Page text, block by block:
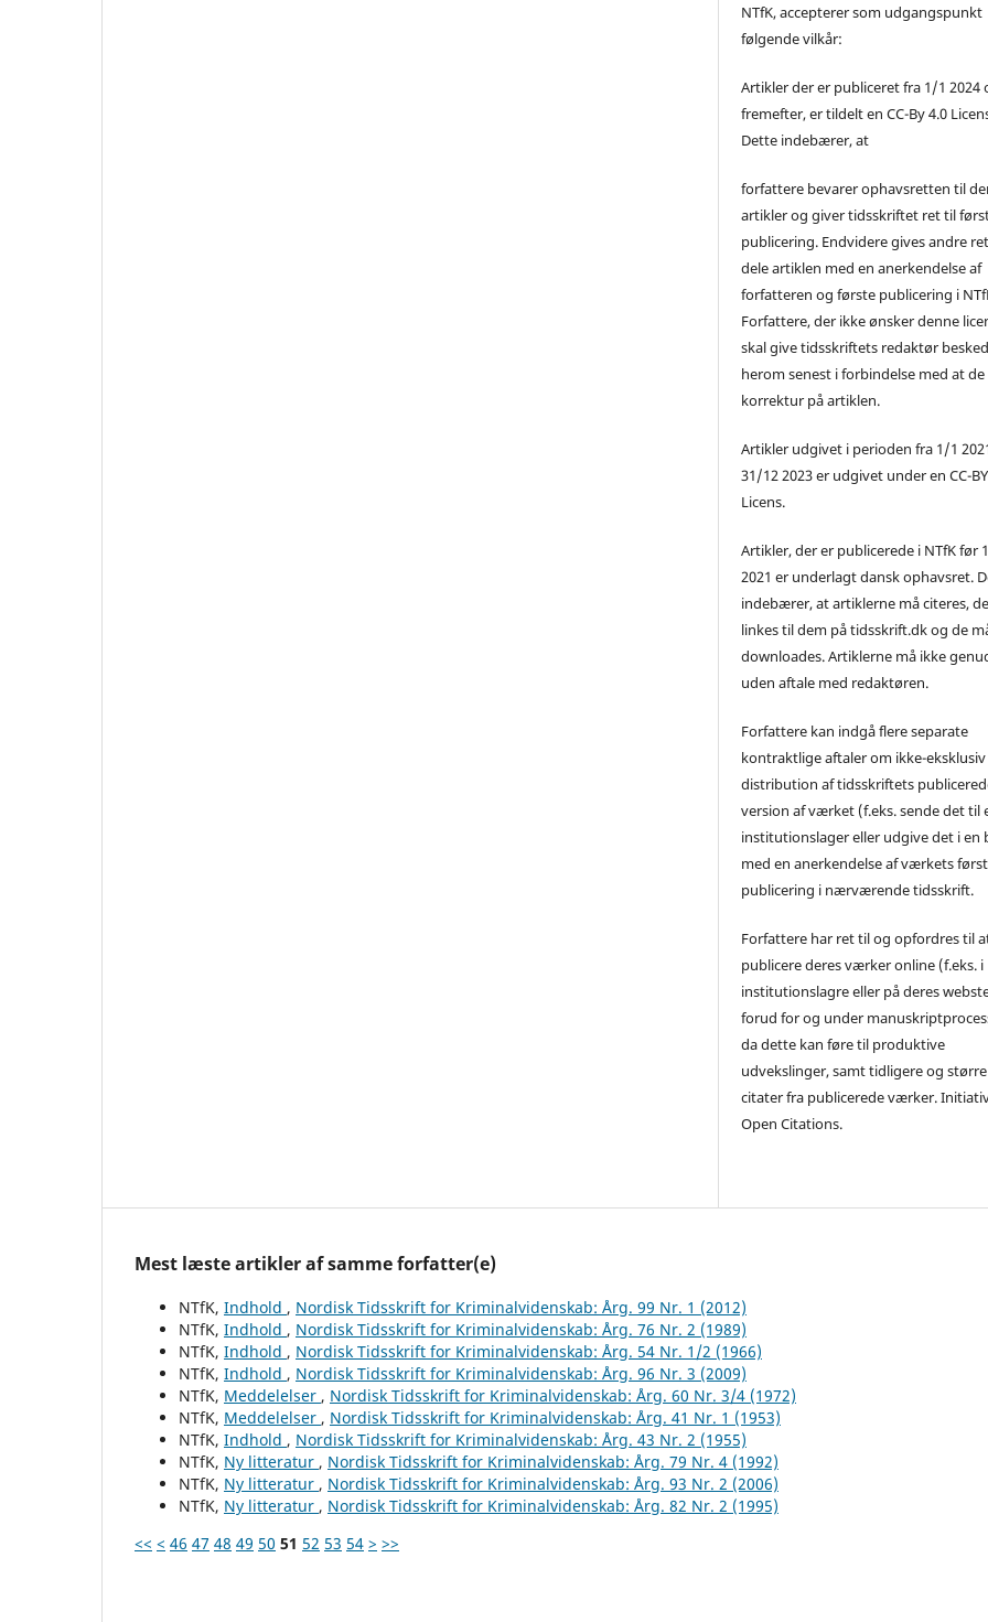
NTfK, accepterer som udgangspunkt
følgende vilkår:
Artikler der er publiceret fra 1/1 2024
fremefter, er tildelt en CC-By 4.0
Dette indebærer, at
forfattere bevarer ophavsretten til
artikler og giver tidsskriftet ret til
publicering. Endvidere gives andre
dele artiklen med en anerkendelse af
forfatteren og første publicering i
Forfattere, der ikke ønsker denne
skal give tidsskriftets redaktør besked
herom senest i forbindelse med at
korrektur på artiklen.
Artikler udgivet i perioden fra 1/1
31/12 2023 er udgivet under en CC-
Licens.
Artikler, der er publicerede i NTfK før
2021 er underlagt dansk ophavsret.
indebærer, at artiklerne må citeres,
linkes til dem på tidsskrift.dk og de
downloades. Artiklerne må ikke
uden aftale med redaktøren.
Forfattere kan indgå flere separate
kontraktlige aftaler om ikke-eksklusiv
distribution af tidsskriftets
version af værket (f.eks. sende det til
institutionslager eller udgive det i en
med en anerkendelse af værkets
publicering i nærværende tidsskrift.
Forfattere har ret til og opfordres til
publicere deres værker online (f.eks. i
institutionslagre eller på deres
forud for og under
da dette kan føre til produktive
udvekslinger, samt tidligere og større
citater fra publicerede værker.
Open Citations.
Mest læste artikler af samme forfatter(e)
NTfK, Indhold , Nordisk Tidsskrift for Kriminalvidenskab: Årg. 99 Nr. 1 (2012)
NTfK, Indhold , Nordisk Tidsskrift for Kriminalvidenskab: Årg. 76 Nr. 2 (1989)
NTfK, Indhold , Nordisk Tidsskrift for Kriminalvidenskab: Årg. 54 Nr. 1/2 (1966)
NTfK, Indhold , Nordisk Tidsskrift for Kriminalvidenskab: Årg. 96 Nr. 3 (2009)
NTfK, Meddelelser , Nordisk Tidsskrift for Kriminalvidenskab: Årg. 60 Nr. 3/4 (1972)
NTfK, Meddelelser , Nordisk Tidsskrift for Kriminalvidenskab: Årg. 41 Nr. 1 (1953)
NTfK, Indhold , Nordisk Tidsskrift for Kriminalvidenskab: Årg. 43 Nr. 2 (1955)
NTfK, Ny litteratur , Nordisk Tidsskrift for Kriminalvidenskab: Årg. 79 Nr. 4 (1992)
NTfK, Ny litteratur , Nordisk Tidsskrift for Kriminalvidenskab: Årg. 93 Nr. 2 (2006)
NTfK, Ny litteratur , Nordisk Tidsskrift for Kriminalvidenskab: Årg. 82 Nr. 2 (1995)
<< < 46 47 48 49 50 51 52 53 54 > >>